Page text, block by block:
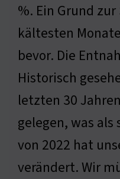
%. Ein Grund
kältesten
bevor. Die
Historisch
letzten 30
gelegen, was als
von 2022 hat
verändert. Wir